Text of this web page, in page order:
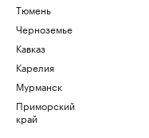
Тюмень
Черноземье
Кавказ
Карелия
Мурманск
Приморский
край